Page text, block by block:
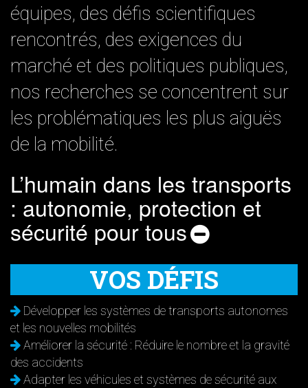
équipes, des défis scientifiques
rencontrés, des exigences du
marché et des politiques publiques,
nos recherches se concentrent sur
les problématiques les plus aiguës
de la mobilité.
L’humain dans les transports
: autonomie, protection et
sécurité pour tous
VOS DÉFIS
Développer les systèmes de transports autonomes
et les nouvelles mobilités
Améliorer la sécurité : Réduire le nombre et la gravité
des accidents
Adapter les véhicules et systèmes de sécurité aux